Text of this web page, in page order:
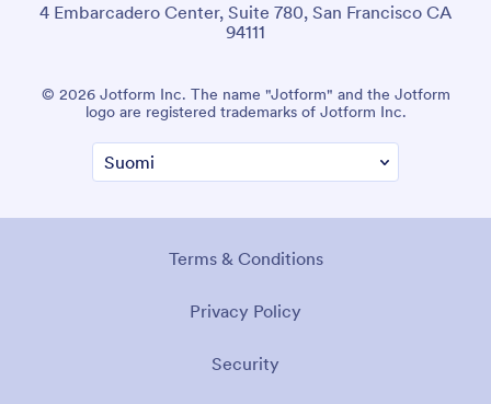
4 Embarcadero Center, Suite 780, San Francisco CA
94111
© 2026 Jotform Inc. The name "Jotform" and the Jotform
logo are registered trademarks of Jotform Inc.
Terms & Conditions
Privacy Policy
Security